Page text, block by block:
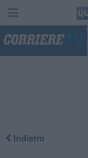
Indietro